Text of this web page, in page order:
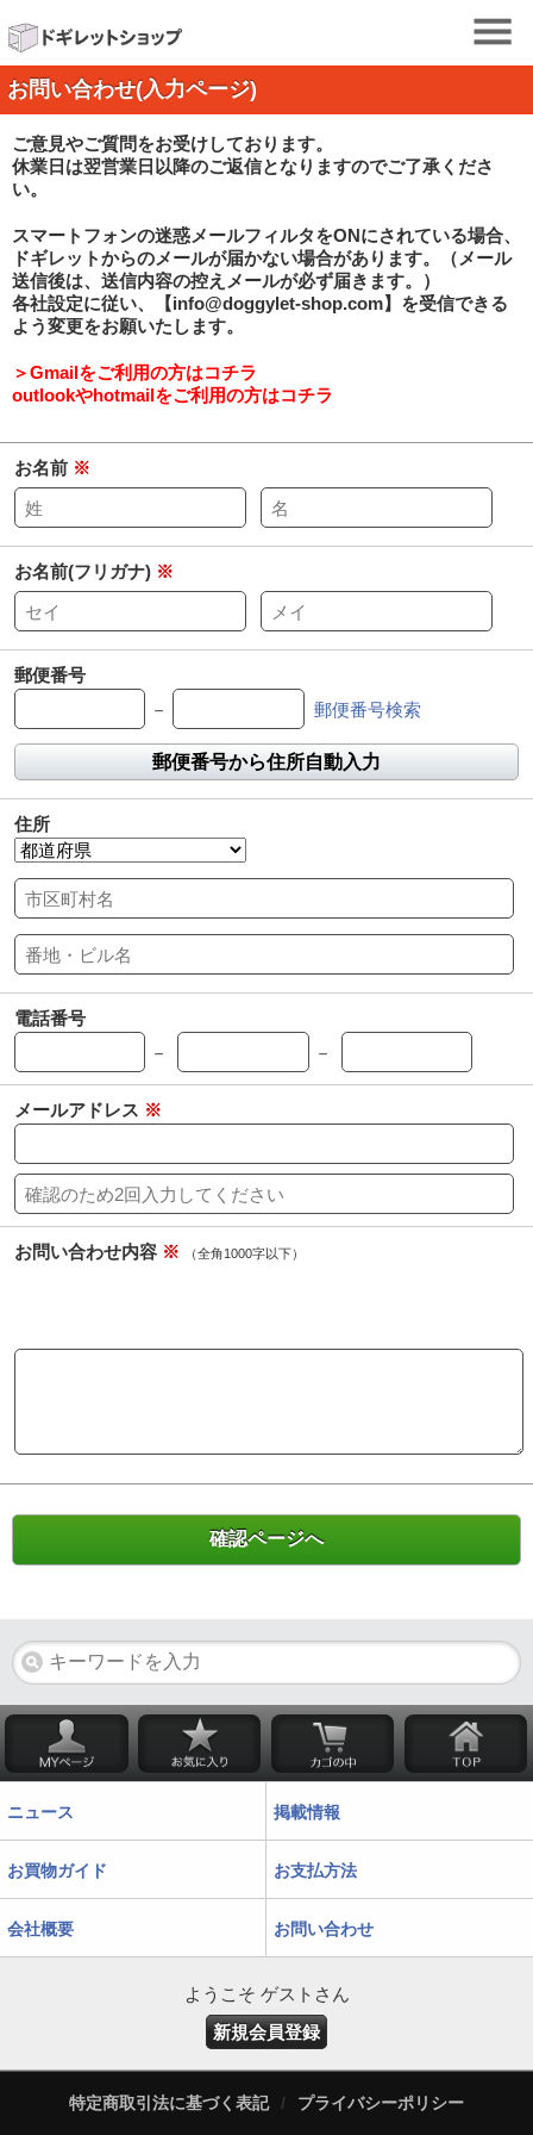
お問い合わせ(入力ページ)
ご意見やご質問をお受けしております。
休業日は翌営業日以降のご返信となりますのでご了承くださ
い。
スマートフォンの迷惑メールフィルタをONにされている場合、
ドギレットからのメールが届かない場合があります。（メール
送信後は、送信内容の控えメールが必ず届きます。）
各社設定に従い、【info@doggylet-shop.com】を受信できる
よう変更をお願いたします。
＞Gmailをご利用の方はコチラ
outlookやhotmailをご利用の方はコチラ
お名前 ※
お名前(フリガナ) ※
郵便番号
－
郵便番号検索
郵便番号から住所自動入力
住所
電話番号
－
－
メールアドレス ※
お問い合わせ内容 ※ （全角1000字以下）
ニュース 掲載情報
お買物ガイド お支払方法
会社概要 お問い合わせ
ようこそ ゲストさん
新規会員登録
特定商取引法に基づく表記 / プライバシーポリシー